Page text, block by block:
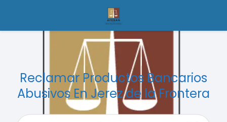
Reclamar Productos Bancarios
Abusivos En Jerez de la Frontera